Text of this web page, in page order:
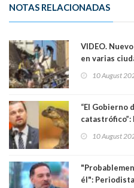
NOTAS RELACIONADAS
VIDEO.
en varias
10 August
“El Gobierno
catastrófico”:
pondría en
10 August
él":